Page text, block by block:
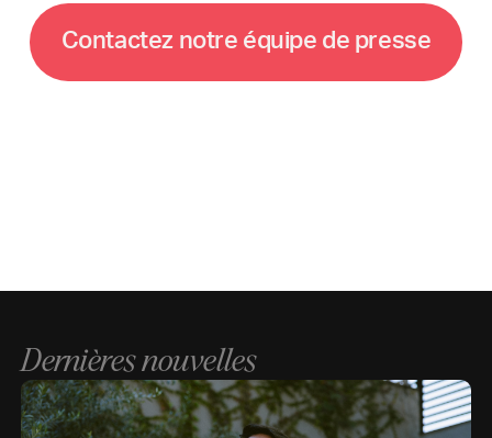
Contactez notre équipe de presse
Dernières nouvelles